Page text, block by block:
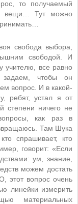
то получаемый
вещи… Тут можно
свобода выбора,
свободой. И
учителю, все равно
чтобы он
вопрос. И в какой-
ребят, устал я от
степени ничего не
как раз в
Там Шука
спрашивает, кто
говорит: «Если
ум, знание,
можем достать
этот вопрос очень
линейки измерить
материальных